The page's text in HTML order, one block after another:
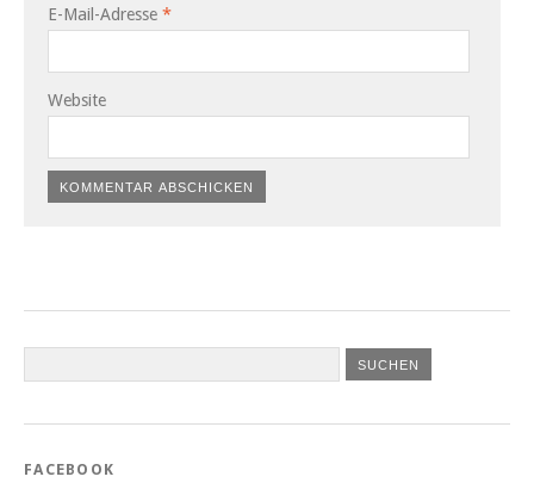
E-Mail-Adresse *
Website
FACEBOOK